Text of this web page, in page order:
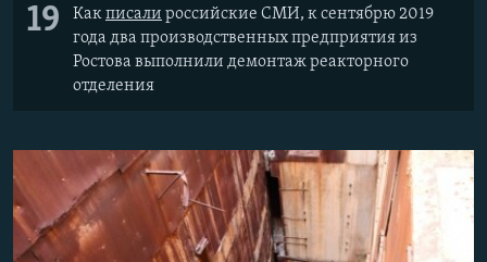
19 Какписали российские СМИ, к сентябрю 2019
года два производственных предприятия из
Ростова выполнили демонтаж реакторного
отделения